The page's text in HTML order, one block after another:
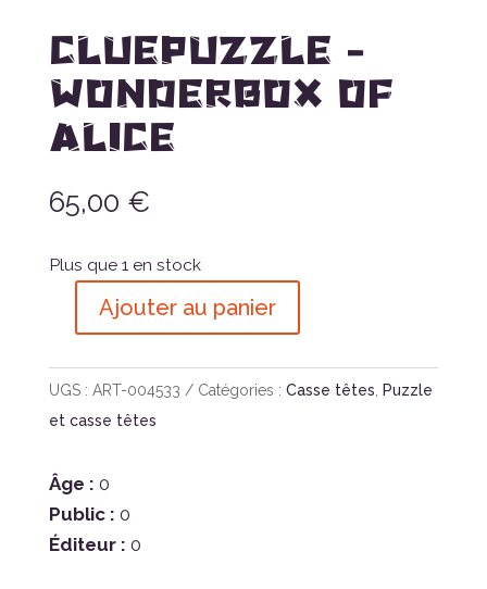
CLUEPUZZLE –
WONDERBOX OF
ALICE
65,00 €
Plus que 1 en stock
quantité
CLUEPUZZLE
-
OF
ALICE
Ajouter au panier
UGS : ART-004533 Catégories : Casse têtes, Puzzle
et casse têtes
Âge : 0
Public : 0
Éditeur : 0